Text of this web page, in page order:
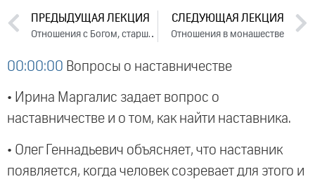
ПРЕДЫДУЩАЯ ЛЕКЦИЯ
Отношения с Богом, старшими и самосовершенствование
СЛЕДУЮЩАЯ ЛЕКЦИЯ
Отношения в монашестве
00:00:00 Вопросы о наставничестве
• Ирина Маргалис задает вопрос о
наставничестве и о том, как найти наставника.
• Олег Геннадьевич объясняет, что наставник
появляется, когда человек созревает для этого и